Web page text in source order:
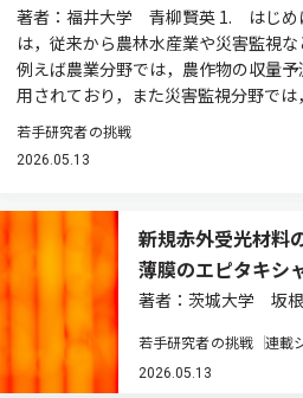
著者：福井大学 青柳賢英 1. はじめ
は，従来から農林水産業や災害監視な
例えば農業分野では，農作物の収量
用されており，また災害監視分野で
若手研究者の挑戦
2026.05.13
新規赤外受光材料
薄膜のエピタキシ
著者：茨城大学 坂
自律航行ドローン，
展に伴い，多様な波
若手研究者の挑戦 連載
2026.05.13